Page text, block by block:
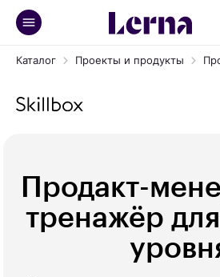
Каталог Проекты и продукты
Продакт-
тренажёр